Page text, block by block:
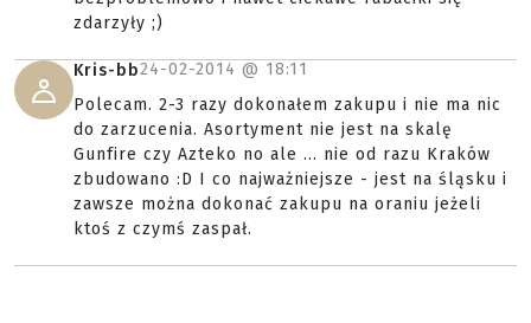
zdarzyły ;)
Kris-bb24-02-2014 @ 18:11
Polecam. 2-3 razy dokonałem zakupu i nie ma nic
do zarzucenia. Asortyment nie jest na skalę
Gunfire czy Azteko no ale ... nie od razu Kraków
zbudowano :D I co najważniejsze - jest na śląsku i
zawsze można dokonać zakupu na oraniu jeżeli
ktoś z czymś zaspał.